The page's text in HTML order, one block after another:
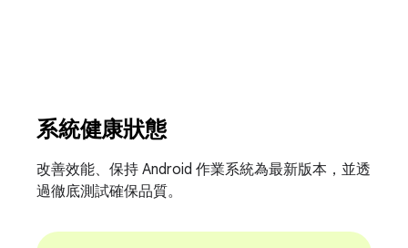
系統健康狀態
改善效能、保持 Android 作業系統為最新版本，並透
過徹底測試確保品質。